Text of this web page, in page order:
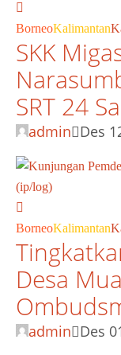
BorneoKalimantan
SKK
SRT 24
admin Des
BorneoKalimantan
Desa
admin Des